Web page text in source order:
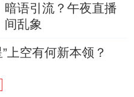
暗语引流？午夜直播
间乱象
”上空有何新本领？